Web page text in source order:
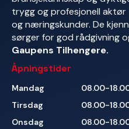
trygg og profesjonell
og næringskunder. De
sørger for god rådgivning
Gaupens Tilhengere.
Åpningstider
Mandag
08.00-
Tirsdag
08.00-
Onsdag
08.00-